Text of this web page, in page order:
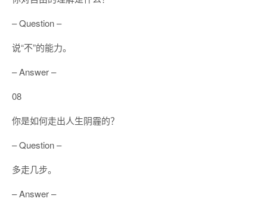
– Question –
说“不”的能力。
– Answer –
08
你是如何走出人生阴霾的？
– Question –
多走几步。
– Answer –